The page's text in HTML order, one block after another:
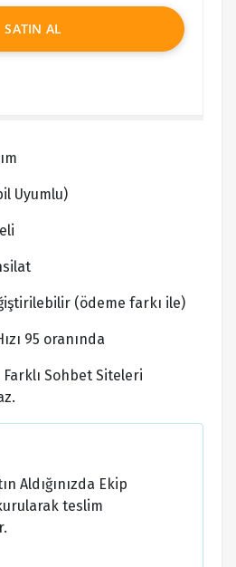
SATIN AL
Uyumlu)
(ödeme farkı ile)
95 oranında
Farklı Sohbet Siteleri
Aldığınızda Ekip
teslim